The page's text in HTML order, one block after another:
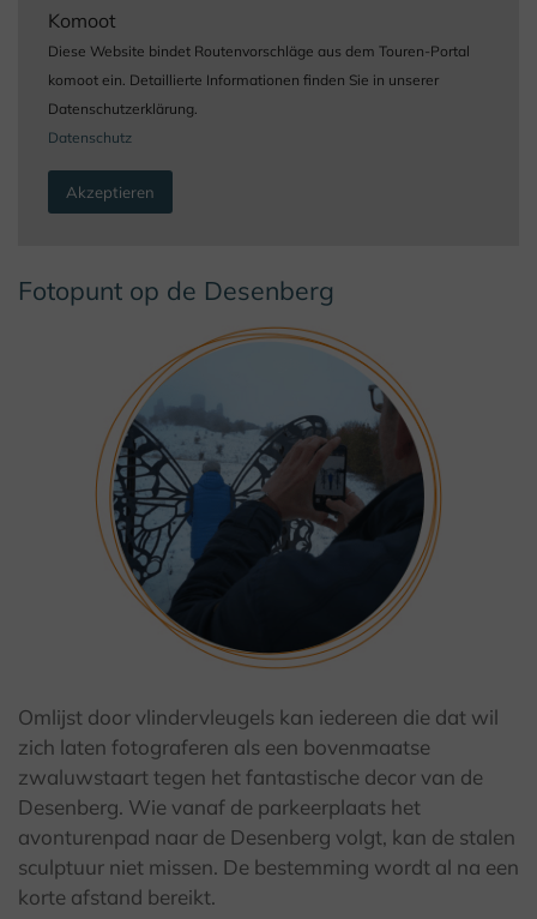
Komoot
Diese Website bindet Routenvorschläge aus dem Touren-Portal
komoot ein. Detaillierte Informationen finden Sie in unserer
Datenschutzerklärung.
Datenschutz
Akzeptieren
Fotopunt op de Desenberg
© Kulturland Kreis Höxter / K. Krajewski
Omlijst door vlindervleugels kan iedereen die dat wil
zich laten fotograferen als een bovenmaatse
zwaluwstaart tegen het fantastische decor van de
Desenberg. Wie vanaf de parkeerplaats het
avonturenpad naar de Desenberg volgt, kan de stalen
sculptuur niet missen. De bestemming wordt al na een
korte afstand bereikt.